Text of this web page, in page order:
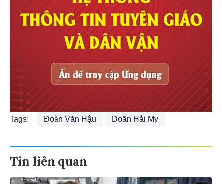
Tags: Đoàn Văn Hậu Doãn Hải My
Tin liên quan